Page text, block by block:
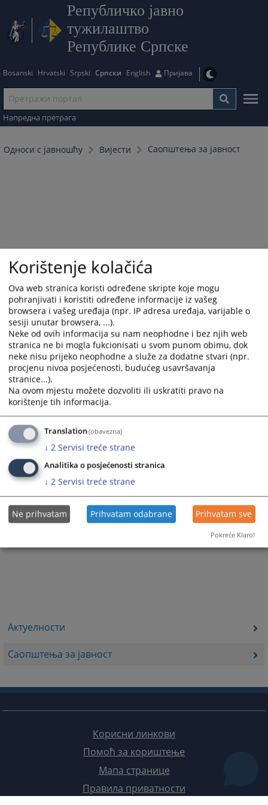
Републичко јавно
тужилаштво
Републике Српске
Bosanski Hrvatski Srpski Српски English Пријава
Напредна претрага
Односи с јавношћу Вијести Саопштења за јавност
Актуелности
Саопштења за јавност
Trenutno nema vijesti
Корисни линкови
Помоћ за кориштење
Мапа странице
Правила приватности
Korištenje kolačića
Ova web stranica koristi određene skripte koje mogu
pohranjivati i koristiti određene informacije iz vašeg
browsera i vašeg uređaja (npr. IP adresa uređaja, varijable o
sesiji unutar browsera, ...).
Neke od ovih informacija su nam neophodne i bez njih web
stranica ne bi mogla fukcionisati u svom punom obimu, dok
neke nisu prijeko neophodne a služe za dodatne stvari (npr.
procjenu nivoa posjećenosti, budućeg usavršavanja
stranice...).
Na ovom mjestu možete dozvoliti ili uskratiti pravo na
korištenje tih informacija.
Translation(obavezna)
↓ 2 Servisi treće strane
Analitika o posjećenosti stranica
↓ 2 Servisi treće strane
Ne prihvatam Prihvatam odabrane Prihvatam sve
Pokreće Klaro!